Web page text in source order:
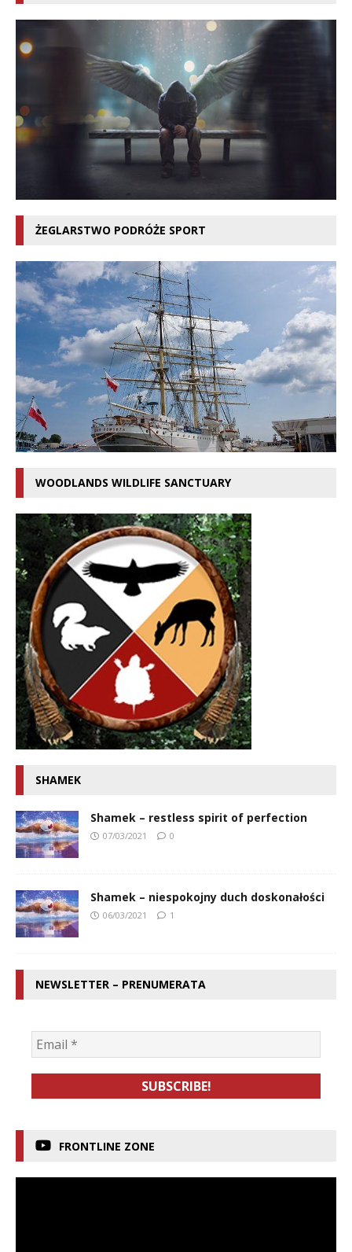
ŻEGLARSTWO PODRÓŻE SPORT
WOODLANDS WILDLIFE SANCTUARY
SHAMEK
Shamek – restless spirit of perfection
07/03/2021 0
Shamek – niespokojny duch doskonałości
06/03/2021 1
NEWSLETTER – PRENUMERATA
FRONTLINE ZONE